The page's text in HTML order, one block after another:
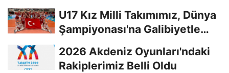
U17 Kız Milli Takımımız, Dünya
Şampiyonası'na Galibiyetle
2026 Akdeniz Oyunları'ndaki
Rakiplerimiz Belli Oldu